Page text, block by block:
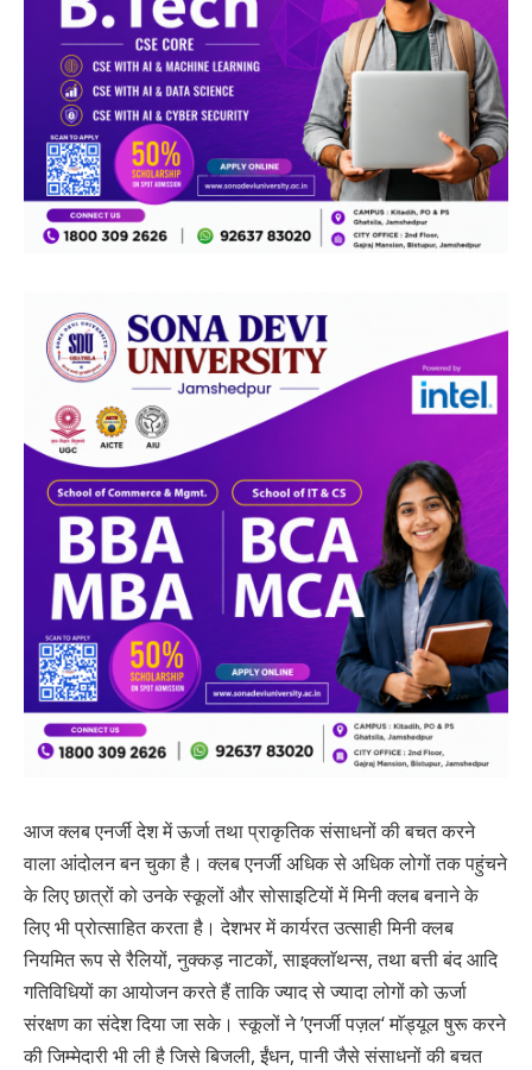
आज क्लब एनर्जी देश में ऊर्जा तथा प्राकृतिक संसाधनों की बचत करने
वाला आंदोलन बन चुका है। क्लब एनर्जी अधिक से अधिक लोगों तक पहुंचने
के लिए छात्रों को उनके स्कूलों और सोसाइटियों में मिनी क्लब बनाने के
लिए भी प्रोत्साहित करता है। देशभर में कार्यरत उत्साही मिनी क्लब
नियमित रूप से रैलियों, नुक्कड़ नाटकों, साइक्लाॅथन्स, तथा बत्ती बंद आदि
गतिविधियों का आयोजन करते हैं ताकि ज्याद से ज्यादा लोगों को ऊर्जा
संरक्षण का संदेश दिया जा सके। स्कूलों ने ’एनर्जी पज़ल‘ माॅड्यूल षुरू करने
की जिम्मेदारी भी ली है जिसे बिजली, ईंधन, पानी जैसे संसाधनों की बचत